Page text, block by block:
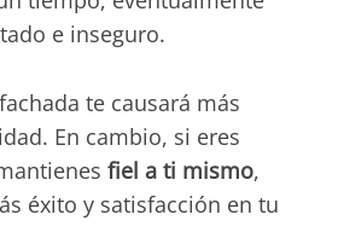
e inseguro.
te causará más
En cambio, si eres
fiel a ti mismo,
éxito y satisfacción en tu